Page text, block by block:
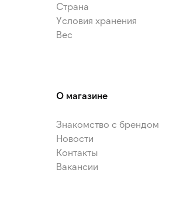
Страна
Условия хранения
Вес
О магазине
Знакомство с брендом
Новости
Контакты
Вакансии